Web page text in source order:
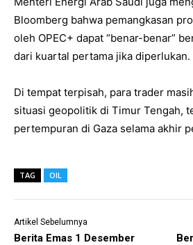
Bloomberg bahwa pemangkasan
oleh OPEC+ dapat “benar-benar”
dari kuartal pertama jika diperlukan.
Di tempat terpisah, para trader
situasi geopolitik di Timur Tengah,
pertempuran di Gaza selama akhir
TAG OIL
Artikel Sebelumnya
Berita Emas 1 Desember